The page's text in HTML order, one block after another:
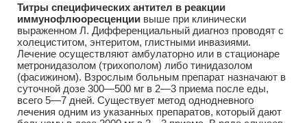
Титры специфических антител в реакции
иммунофлюоресценции выше при клинически
выраженном Л. Дифференциальный диагноз проводят с
холециститом, энтеритом, глистными инвазиями.
Лечение осуществляют амбулаторно или в стационаре
метронидазолом (трихополом) либо тинидазолом
(фасижином). Взрослым больным препарат назначают в
суточной дозе 300—500 мг в 2—3 приема после еды,
всего 5—7 дней. Существует метод однодневного
лечения одним из указанных препаратов, который дают